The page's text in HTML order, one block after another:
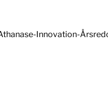
Innovation-